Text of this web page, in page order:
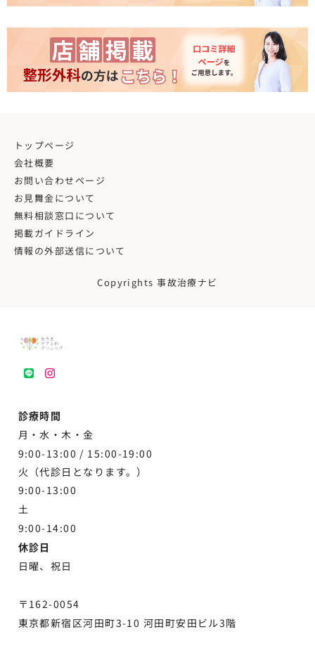
トップページ
会社概要
お問い合わせページ
お見舞金について
無料相談窓口について
掲載ガイドライン
情報の外部送信について
Copyrights 事故治療ナビ
LINEinstagram
診療時間
月・水・木・金
9:00-13:00 / 15:00-19:00
火（代診日となります。）
9:00-13:00
土
9:00-14:00
休診日
日曜、祝日
〒162-0054
東京都新宿区河田町3-10 河田町安田ビル3階